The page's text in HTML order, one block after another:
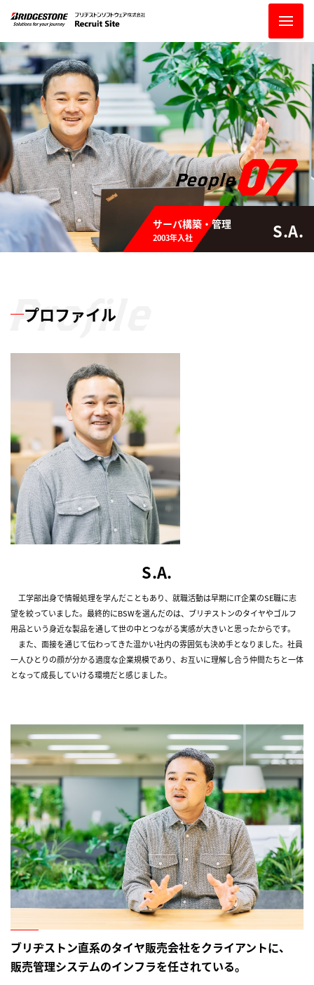
People07
サーバ構築・管理
2003年入社 S.A.
Profile
プロファイル
S.A.
工学部出身で情報処理を学んだこともあり、就職活動は早期にIT企業のSE職に志
望を絞っていました。最終的にBSWを選んだのは、ブリヂストンのタイヤやゴルフ
用品という身近な製品を通して世の中とつながる実感が大きいと思ったからです。
また、面接を通じて伝わってきた温かい社内の雰囲気も決め手となりました。社員
一人ひとりの顔が分かる適度な企業規模であり、お互いに理解し合う仲間たちと一体
となって成長していける環境だと感じました。
ブリヂストン直系のタイヤ販売会社をクライアントに、
販売管理システムのインフラを任されている。